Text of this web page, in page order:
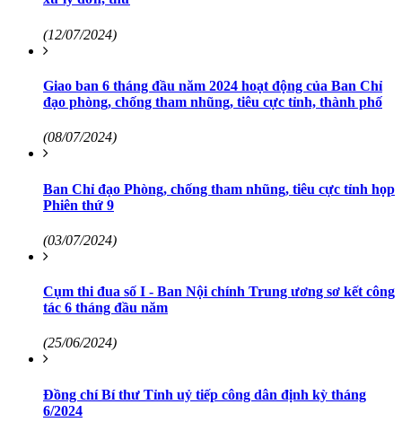
(12/07/2024)
Giao ban 6 tháng đầu năm 2024 hoạt động của Ban Chỉ
đạo phòng, chống tham nhũng, tiêu cực tỉnh, thành phố
(08/07/2024)
Ban Chỉ đạo Phòng, chống tham nhũng, tiêu cực tỉnh họp
Phiên thứ 9
(03/07/2024)
Cụm thi đua số I - Ban Nội chính Trung ương sơ kết công
tác 6 tháng đầu năm
(25/06/2024)
Đồng chí Bí thư Tỉnh uỷ tiếp công dân định kỳ tháng
6/2024